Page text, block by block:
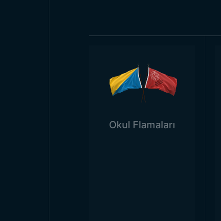
Azerbaycan
bağlı kalarak üretim yapmaz.
etkinliklerinde kullanılacak bir
ebatta bir bayrak, bu tip bir
düşmesine neden olabilir.
yanında üretilen bayrak
Azerbaycan
Okul Flamaları